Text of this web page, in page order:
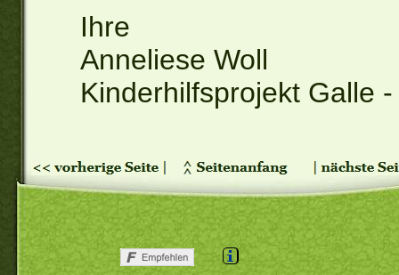
Ihre
Anneliese Woll
Kinderhilfsprojekt Galle